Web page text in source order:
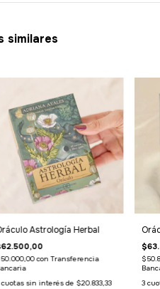
similares
Astrología Herbal
con Transferencia
cuotas sin interés de $20.833,33
3